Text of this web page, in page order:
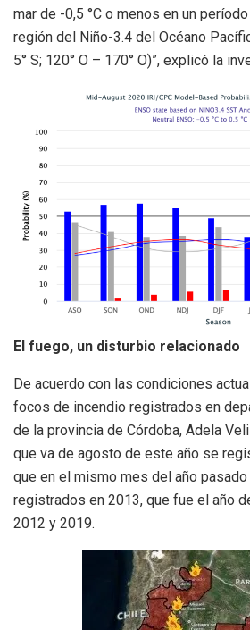
mar de -0,5 °C o menos en un
región del Niño-3.4 del Océano
5° S; 120° O – 170° O)”, explicó la
El fuego, un disturbio relacionado
De acuerdo con las condiciones
focos de incendio registrados en
de la provincia de Córdoba, Adela
que va de agosto de este año se
que en el mismo mes del año
registrados en 2013, que fue el año
2012 y 2019.